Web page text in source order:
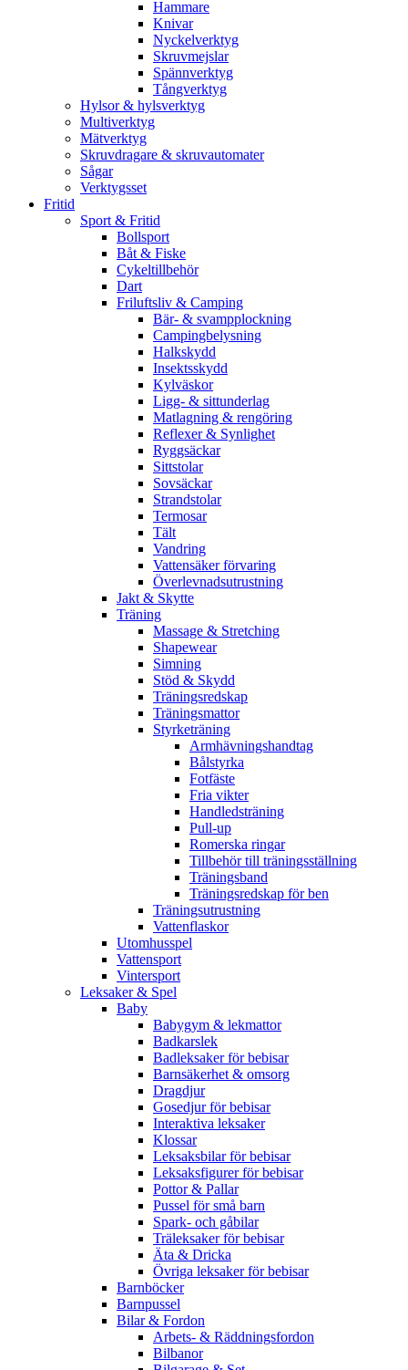
Hammare
Knivar
Nyckelverktyg
Skruvmejslar
Spännverktyg
Tångverktyg
Hylsor & hylsverktyg
Multiverktyg
Mätverktyg
Skruvdragare & skruvautomater
Sågar
Verktygsset
Fritid
Sport & Fritid
Bollsport
Båt & Fiske
Cykeltillbehör
Dart
Friluftsliv & Camping
Bär- & svampplockning
Campingbelysning
Halkskydd
Insektsskydd
Kylväskor
Ligg- & sittunderlag
Matlagning & rengöring
Reflexer & Synlighet
Ryggsäckar
Sittstolar
Sovsäckar
Strandstolar
Termosar
Tält
Vandring
Vattensäker förvaring
Överlevnadsutrustning
Jakt & Skytte
Träning
Massage & Stretching
Shapewear
Simning
Stöd & Skydd
Träningsredskap
Träningsmattor
Styrketräning
Armhävningshandtag
Bålstyrka
Fotfäste
Fria vikter
Handledsträning
Pull-up
Romerska ringar
Tillbehör till träningsställning
Träningsband
Träningsredskap för ben
Träningsutrustning
Vattenflaskor
Utomhusspel
Vattensport
Vintersport
Leksaker & Spel
Baby
Babygym & lekmattor
Badkarslek
Badleksaker för bebisar
Barnsäkerhet & omsorg
Dragdjur
Gosedjur för bebisar
Interaktiva leksaker
Klossar
Leksaksbilar för bebisar
Leksaksfigurer för bebisar
Pottor & Pallar
Pussel för små barn
Spark- och gåbilar
Träleksaker för bebisar
Äta & Dricka
Övriga leksaker för bebisar
Barnböcker
Barnpussel
Bilar & Fordon
Arbets- & Räddningsfordon
Bilbanor